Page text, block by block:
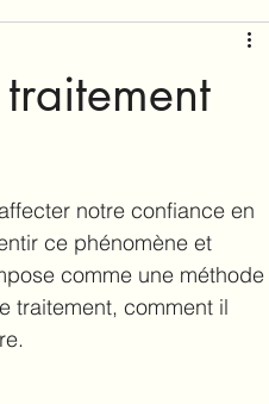
notre confiance en
ce phénomène et
comme une méthode
traitement, comment il